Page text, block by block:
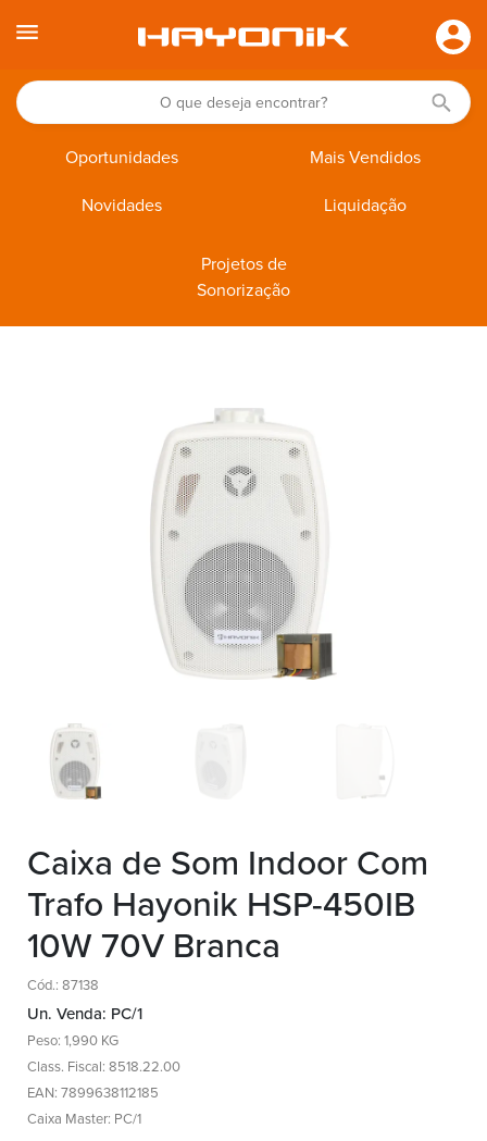
Oportunidades Mais Vendidos
Novidades Liquidação
Projetos de
Sonorização
Caixa de Som Indoor Com
Trafo Hayonik HSP-450IB
10W 70V Branca
Cód.: 87138
Un. Venda: PC/1
Peso: 1,990 KG
Class. Fiscal: 8518.22.00
EAN: 7899638112185
Caixa Master: PC/1